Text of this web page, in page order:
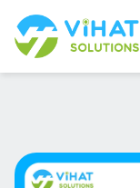
đến
phần